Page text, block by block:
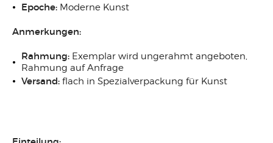
Epoche: Moderne Kunst
Anmerkungen:
Rahmung: Exemplar wird ungerahmt angeboten,
Rahmung auf Anfrage
Versand: flach in Spezialverpackung für Kunst